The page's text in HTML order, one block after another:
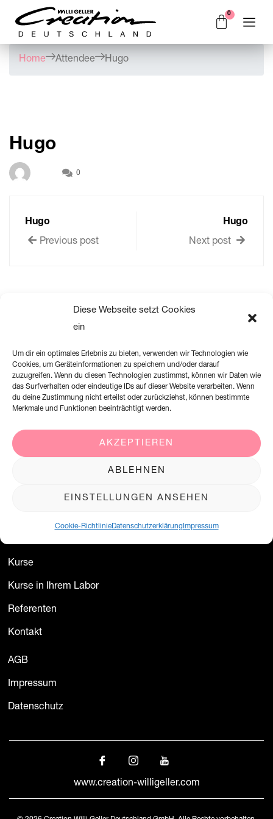
Diese Webseite setzt Cookies
ein
Um dir ein optimales Erlebnis zu bieten, verwenden wir Technologien wie
Cookies, um Geräteinformationen zu speichern und/oder darauf
zuzugreifen. Wenn du diesen Technologien zustimmst, können wir Daten wie
das Surfverhalten oder eindeutige IDs auf dieser Website verarbeiten. Wenn
du deine Zustimmung nicht erteilst oder zurückziehst, können bestimmte
Merkmale und Funktionen beeinträchtigt werden.
AKZEPTIEREN
ABLEHNEN
EINSTELLUNGEN ANSEHEN
Cookie-RichtlinieDatenschutzerklärungImpressum
Home Attendee Hugo
Hugo
0
Hugo
Previous post
Hugo
Next post
Creation Willi Geller Deutschland GmbH
+49 (0)2338 801 900
Kurse
Kurse in Ihrem Labor
Referenten
Kontakt
AGB
Impressum
Datenschutz
www.creation-willigeller.com